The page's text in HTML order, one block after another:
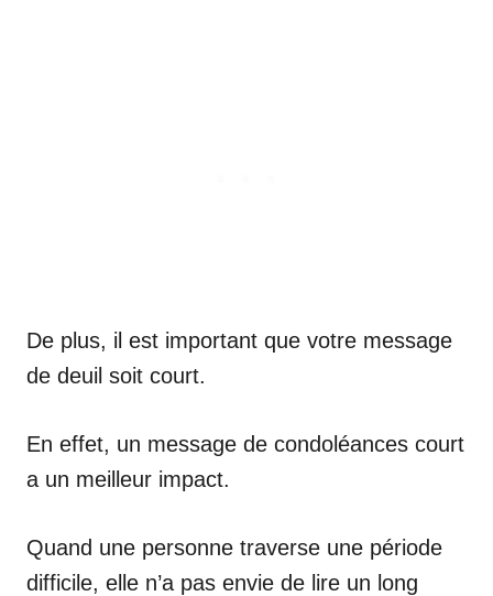
De plus, il est important que votre message
de deuil soit court.
En effet, un message de condoléances court
a un meilleur impact.
Quand une personne traverse une période
difficile, elle n’a pas envie de lire un long